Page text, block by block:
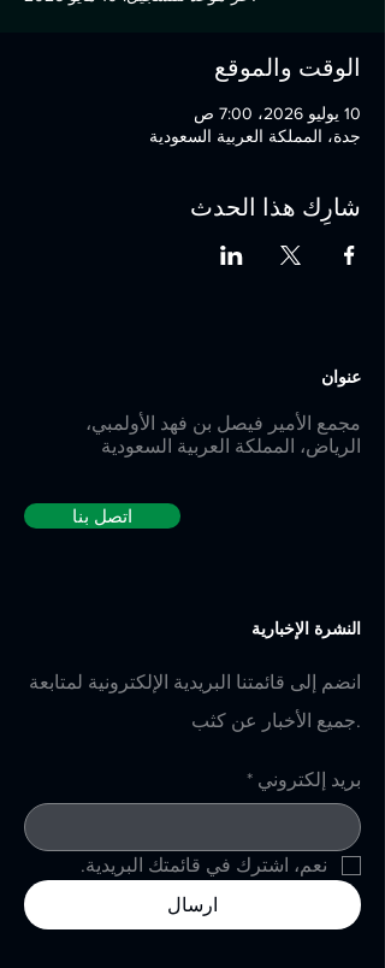
الوقت والموقع
10 يوليو 2026، 7:00 ص
جدة، المملكة العربية السعودية
شارِك هذا الحدث
عنوان
مجمع الأمير فيصل بن فهد الأولمبي،
الرياض، المملكة العربية السعودية
اتصل بنا
النشرة الإخبارية
انضم إلى قائمتنا البريدية الإلكترونية لمتابعة
جميع الأخبار عن كثب.
بريد إلكتروني *
نعم، اشترك في قائمتك البريدية.
ارسال